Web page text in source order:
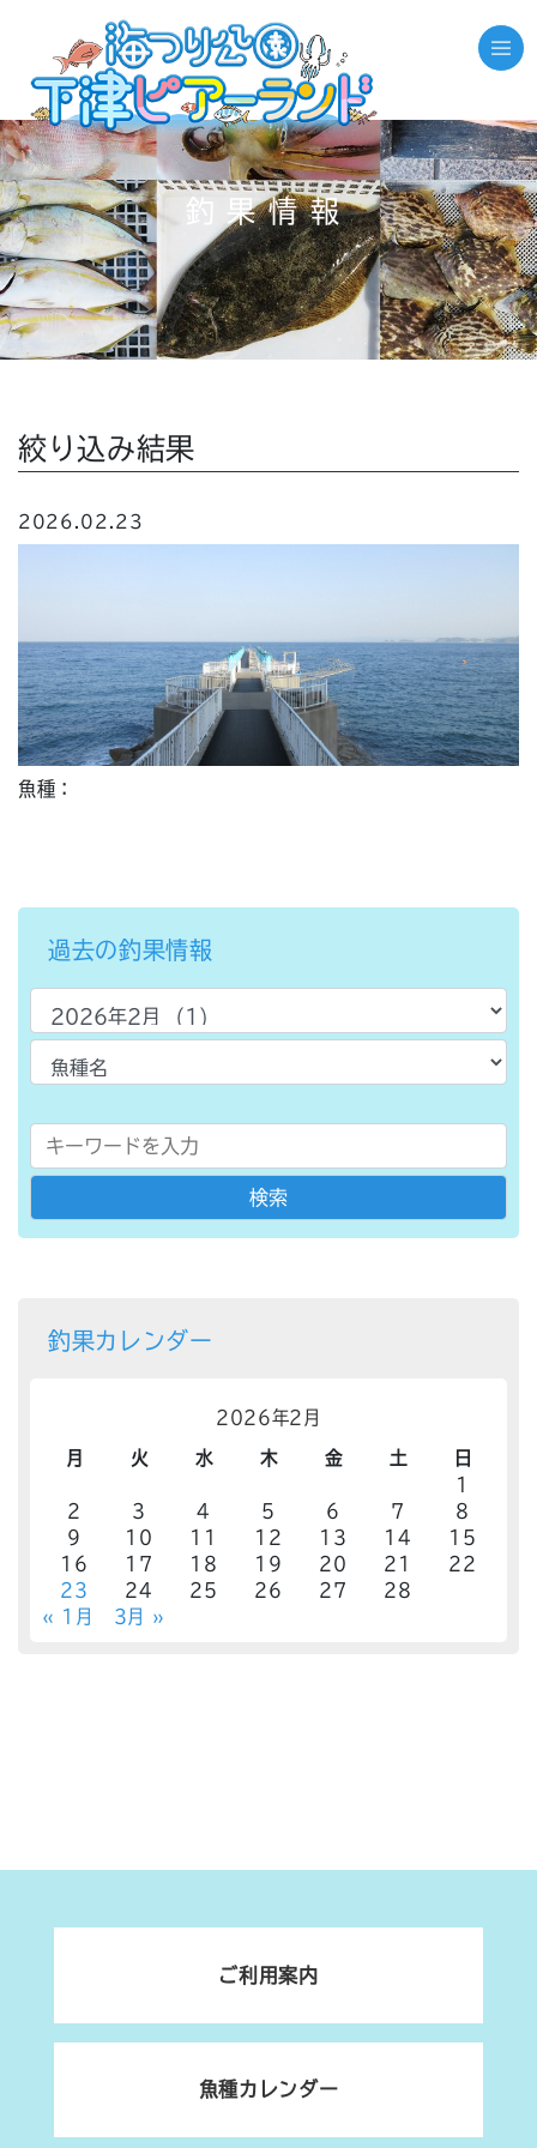
釣果情報
絞り込み結果
2026.02.23
魚種：
過去の釣果情報
釣果カレンダー
2026年2月
月 火 水 木 金 土
日
1
2
3 4 5 6 7
8
9
10 11 12 13 14
15
16
17 18 19 20 21
22
23
24 25 26 27
28
« 1月
3月 »
ご利用案内
魚種カレンダー